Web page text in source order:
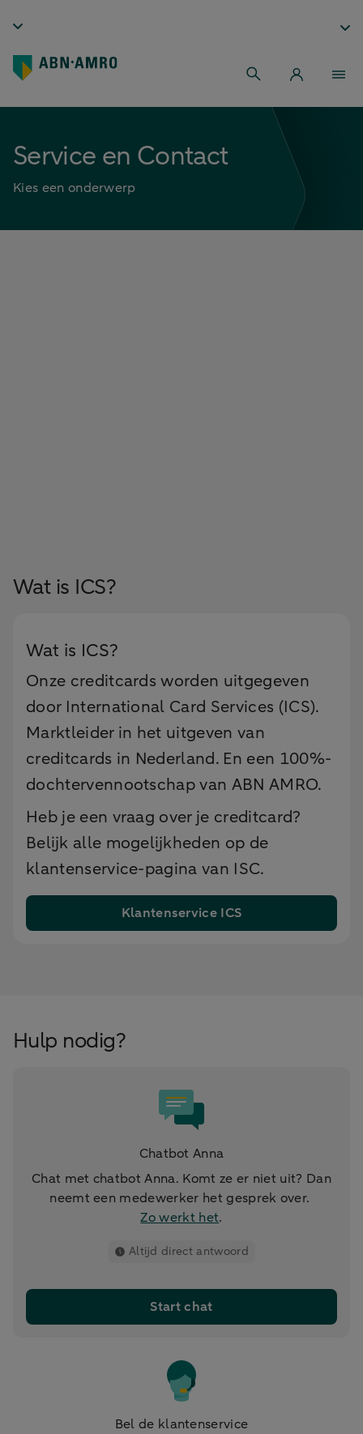
Service en Contact
Kies een onderwerp
Wat is ICS?
Wat is ICS?
Onze creditcards worden uitgegeven
door International Card Services (ICS).
Marktleider in het uitgeven van
creditcards in Nederland. En een 100%-
dochtervennootschap van ABN AMRO.
Heb je een vraag over je creditcard?
Belijk alle mogelijkheden op de
klantenservice-pagina van ISC.
Klantenservice ICS
Hulp nodig?
Chatbot Anna
Chat met chatbot Anna. Komt ze er niet uit? Dan
neemt een medewerker het gesprek over.
Zo werkt het.
Altijd direct antwoord
Start chat
Bel de klantenservice